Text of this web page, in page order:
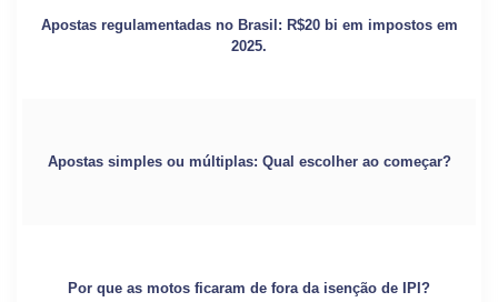
Apostas regulamentadas no Brasil: R$20 bi em impostos em
2025.
Apostas simples ou múltiplas: Qual escolher ao começar?
Por que as motos ficaram de fora da isenção de IPI?